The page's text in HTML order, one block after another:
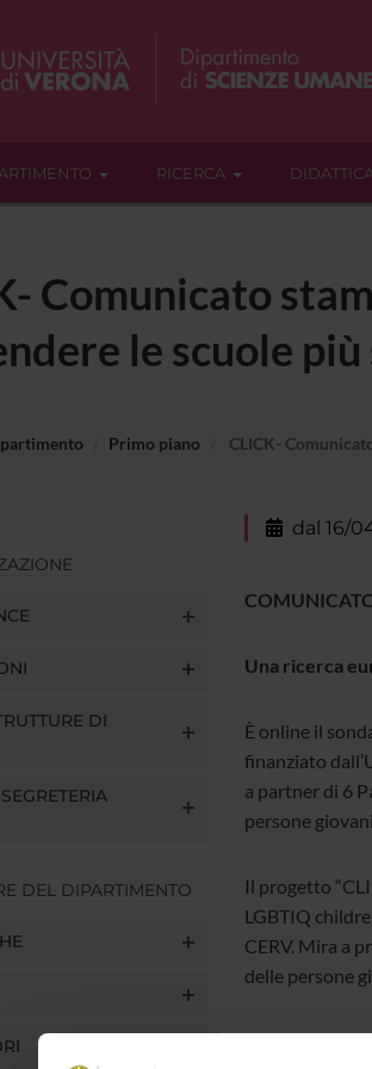
RICERCA
Comunicato
le scuole
Primo piano CLICK-
DI
DEL DIPARTIMENTO
dal 16/
Una ricerca
È online il
finanziato
a partner di 6
persone
Il progetto
LGBTIQ
CERV. Mira a
delle persone
Il